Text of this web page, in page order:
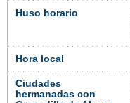
Huso horario
Hora local
Ciudades
hermanadas con